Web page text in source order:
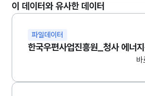
이 데이터와 유사한 데이터
파일데이터
바